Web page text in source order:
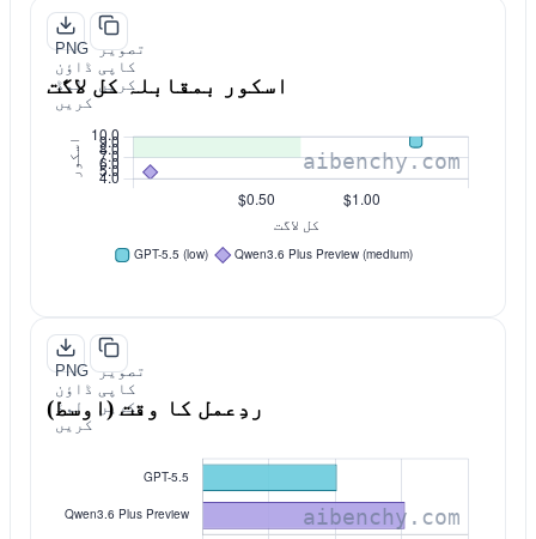
PNG
ڈاؤن
لوڈ
کریں
تصویر
کاپی
کریں
اسکور بمقابلہ کل لاگت
PNG
ڈاؤن
لوڈ
کریں
تصویر
کاپی
کریں
ردِعمل کا وقت (اوسط)